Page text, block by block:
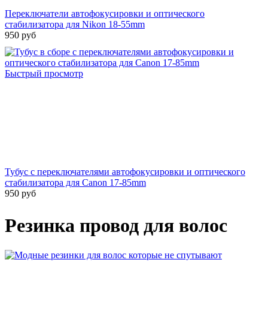
Переключатели автофокусировки и оптического
стабилизатора для Nikon 18-55mm
950 руб
Быстрый просмотр
Тубус с переключателями автофокусировки и оптического
стабилизатора для Canon 17-85mm
950 руб
Резинка провод для волос